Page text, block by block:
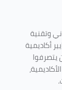
وتقنية
أكاديمية
يتصرفوا